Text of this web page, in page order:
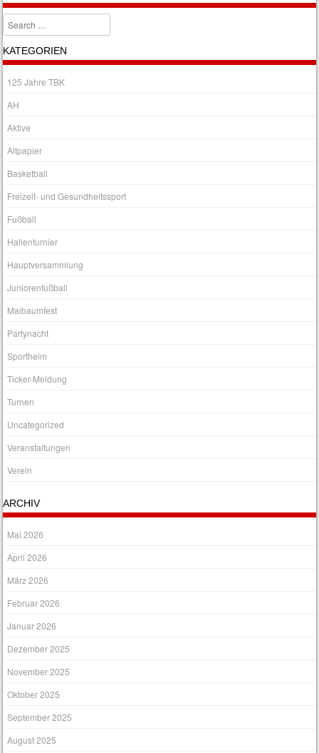
Search
KATEGORIEN
125 Jahre TBK
AH
Aktive
Altpapier
Basketball
Freizeit- und Gesundheitssport
Fußball
Hallenturnier
Hauptversammlung
Juniorenfußball
Maibaumfest
Partynacht
Sportheim
Ticker-Meldung
Turnen
Uncategorized
Veranstaltungen
Verein
ARCHIV
Mai 2026
April 2026
März 2026
Februar 2026
Januar 2026
Dezember 2025
November 2025
Oktober 2025
September 2025
August 2025